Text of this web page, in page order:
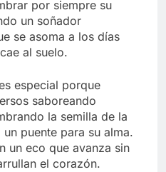
por siempre su
un soñador
se asoma a los días
al suelo.
especial porque
saboreando
la semilla de la
puente para su alma.
un eco que avanza sin
el corazón.